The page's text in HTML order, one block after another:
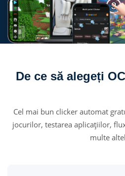
De ce să alegeți
Cel mai bun clicker automat
jocurilor, testarea aplicațiilor,
multe